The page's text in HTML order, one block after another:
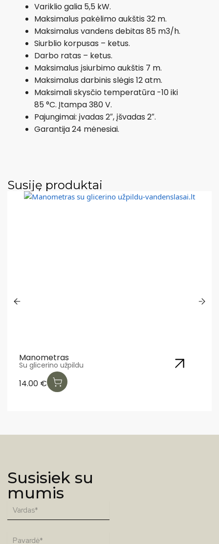
Variklio galia 5,5 kW.
Maksimalus pakėlimo aukštis 32 m.
Maksimalus vandens debitas 85 m3/h.
Siurblio korpusas – ketus.
Darbo ratas – ketus.
Maksimalus įsiurbimo aukštis 7 m.
Maksimalus darbinis slėgis 12 atm.
Maksimali skysčio temperatūra -10 iki
85 °C. Įtampa 380 V.
Pajungimai: įvadas 2″, įšvadas 2″.
Garantija 24 mėnesiai.
Susiję produktai
Manometras
Su glicerino užpildu
14.00 €
Susisiek su
mumis